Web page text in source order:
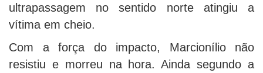
ultrapassagem no sentido norte atingiu a
vítima em cheio.
Com a força do impacto, Marcionílio não
resistiu e morreu na hora. Ainda segundo a